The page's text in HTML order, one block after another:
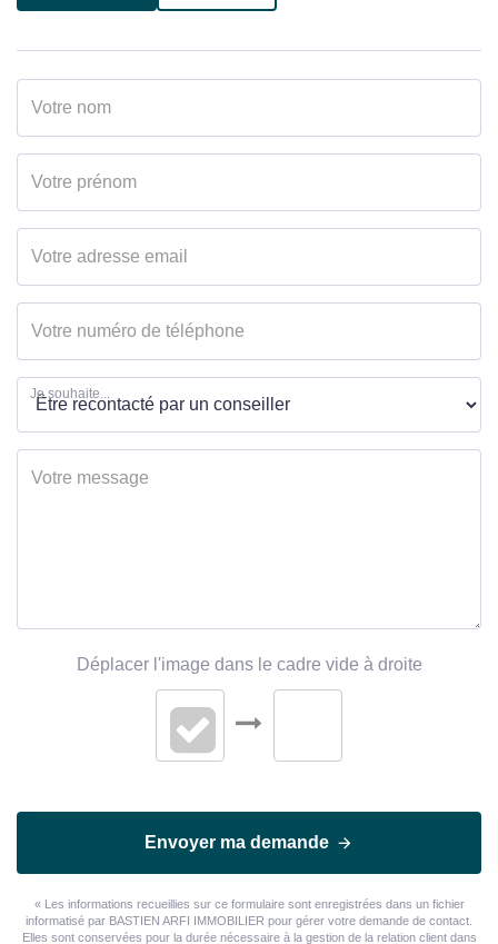
Je souhaite...
Déplacer l'image dans le cadre vide à droite
Envoyer ma demande
« Les informations recueillies sur ce formulaire sont enregistrées dans un fichier
informatisé par BASTIEN ARFI IMMOBILIER pour gérer votre demande de contact.
Elles sont conservées pour la durée nécessaire à la gestion de la relation client dans